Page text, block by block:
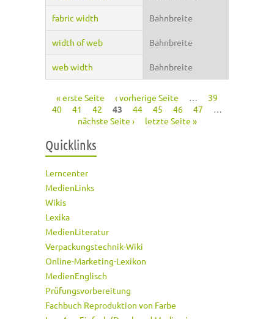
fabric width Bahnbreite
width of web Bahnbreite
web width Bahnbreite
Seiten
« erste Seite ‹ vorherige Seite …
39
40
41 42 43 44 45 46 47
…
nächste Seite ›
letzte Seite »
Quicklinks
Lerncenter
MedienLinks
Wikis
Lexika
MedienLiteratur
Verpackungstechnik-Wiki
Online-Marketing-Lexikon
MedienEnglisch
Prüfungsvorbereitung
Fachbuch Reproduktion von Farbe